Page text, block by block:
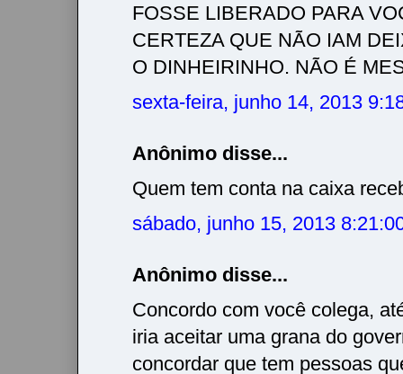
FOSSE LIBERADO PARA
CERTEZA QUE NÃO IAM
O DINHEIRINHO. NÃO É
sexta-feira, junho 14, 2013
Anônimo disse...
Quem tem conta na caixa
sábado, junho 15, 2013
Anônimo disse...
Concordo com você colega,
iria aceitar uma grana do
concordar que tem pessoas